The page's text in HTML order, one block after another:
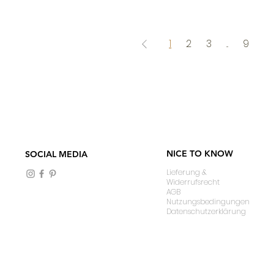
1 2 3 ... 9
SOCIAL MEDIA NICE TO KNOW
Lieferung &
Widerrufsrecht
AGB
Nutzungsbedingungen
Datenschutzerklärung